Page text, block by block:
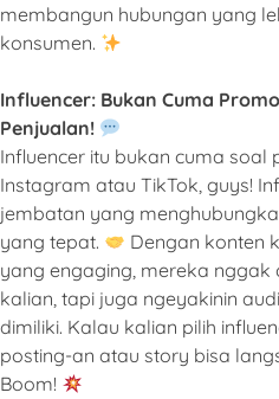
membangun hubungan yang
konsumen.
Influencer: Bukan Cuma
Penjualan!
Influencer itu bukan cuma soal
Instagram atau TikTok, guys!
jembatan yang
yang tepat.
Dengan konten
yang engaging, mereka nggak
kalian, tapi juga ngeyakinin
dimiliki. Kalau kalian pilih
posting-an atau story bisa
Boom!